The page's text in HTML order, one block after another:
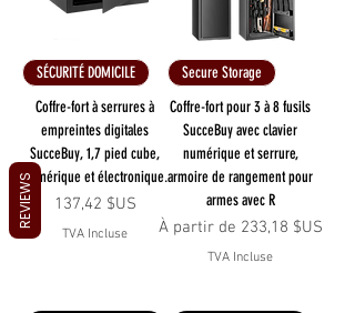
SÉCURITÉ DOMICILE
Coffre-fort à serrures à
empreintes digitales
SucceBuy, 1,7 pied cube,
numérique et électronique.
Prix
137,42 $US
TVA Incluse
Secure Storage
Coffre-fort pour 3 à 8 fusils
SucceBuy avec clavier
numérique et serrure,
armoire de rangement pour
armes avec R
À partir de 233,18 $US
Prix promotionnel
TVA Incluse
REVIEWS